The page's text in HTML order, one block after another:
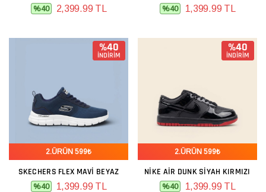
%40 2,399.99 TL %40 1,399.99 TL
%40
İNDİRİM
2.ÜRÜN 599₺
SKECHERS FLEX MAVI BEYAZ
%40 1,399.99 TL
%40
İNDİRİM
2.ÜRÜN 599₺
NIKE AIR DUNK SIYAH KIRMIZI
%40 1,399.99 TL